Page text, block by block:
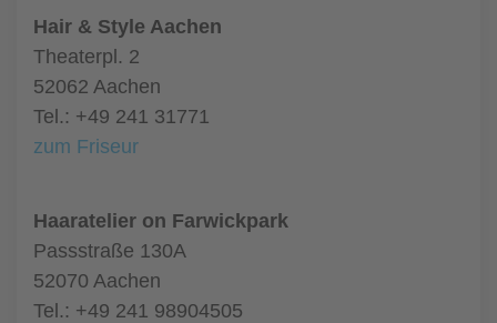
Hair & Style Aachen
Theaterpl. 2
52062 Aachen
Tel.: +49 241 31771
zum Friseur
Haaratelier on Farwickpark
Passstraße 130A
52070 Aachen
Tel.: +49 241 98904505